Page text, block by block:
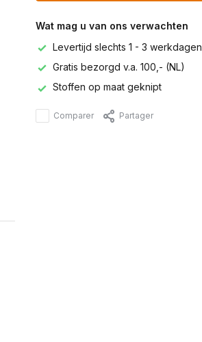
Wat mag u van ons verwachten
Levertijd slechts 1 - 3 werkdagen
Gratis bezorgd v.a. 100,- (NL)
Stoffen op maat geknipt
Comparer Partager